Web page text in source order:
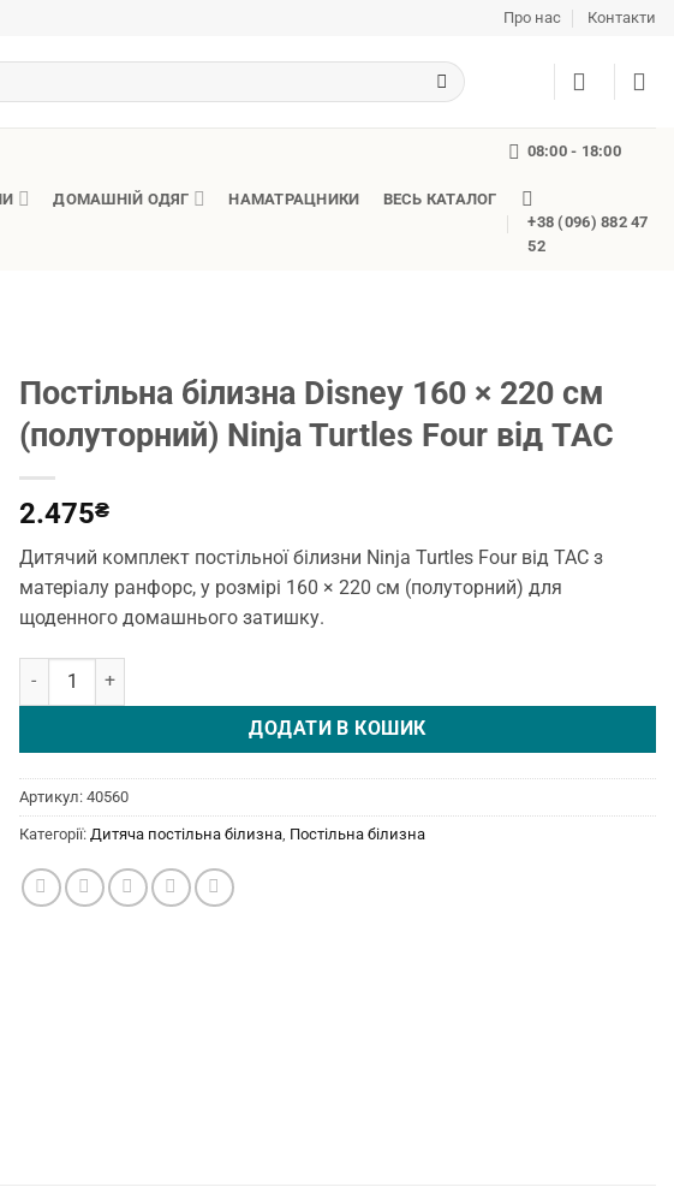
Про нас Контакти
ДОМАШНІЙ ОДЯГ НАМАТРАЦНИКИ ВЕСЬ КАТАЛОГ
08:00 - 18:00
+38 (096) 882 47
52
Постільна білизна Disney 160 × 220 см
(полуторний) Ninja Turtles Four від TAC
2.475₴
Дитячий комплект постільної білизни Ninja Turtles Four від TAC з
матеріалу ранфорс, у розмірі 160 × 220 см (полуторний) для
щоденного домашнього затишку.
Постільна білизна Disney 160 × 220 см (полуторний) Ninja Turtles Four від TAC
ДОДАТИ В КОШИК
Артикул: 40560
Категорії: Дитяча постільна білизна Постільна білизна